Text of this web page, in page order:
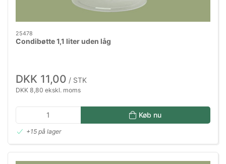
25478
Condibøtte 1,1 liter uden låg
DKK 11,00 / STK
DKK 8,80 ekskl. moms
Køb nu
+15 på lager